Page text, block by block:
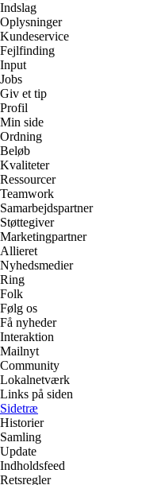
Indslag
Oplysninger
Kundeservice
Fejlfinding
Input
Jobs
Giv et tip
Profil
Min side
Ordning
Beløb
Kvaliteter
Ressourcer
Teamwork
Samarbejdspartner
Støttegiver
Marketingpartner
Allieret
Nyhedsmedier
Ring
Folk
Følg os
Få nyheder
Interaktion
Mailnyt
Community
Lokalnetværk
Links på siden
Sidetræ
Historier
Samling
Update
Indholdsfeed
Retsregler